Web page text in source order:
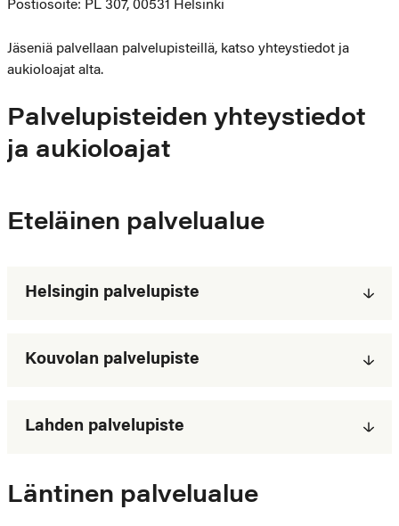
Postiosoite: PL 307, 00531 Helsinki
Jäseniä palvellaan palvelupisteillä, katso yhteystiedot ja
aukioloajat alta.
Palvelupisteiden yhteystiedot
ja aukioloajat
Eteläinen palvelualue
Helsingin palvelupiste
Kouvolan palvelupiste
Lahden palvelupiste
Läntinen palvelualue